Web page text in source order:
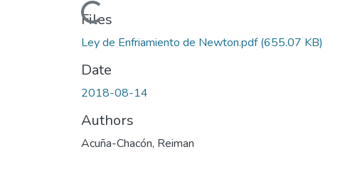
Loading...
Files
Ley de Enfriamiento de Newton.pdf(655.07 KB)
Date
2018-08-14
Authors
Acuña-Chacón, Reiman